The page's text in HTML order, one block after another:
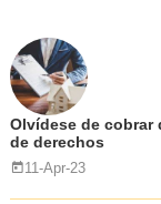
Olvídese de cobrar
de derechos
11-Apr-23